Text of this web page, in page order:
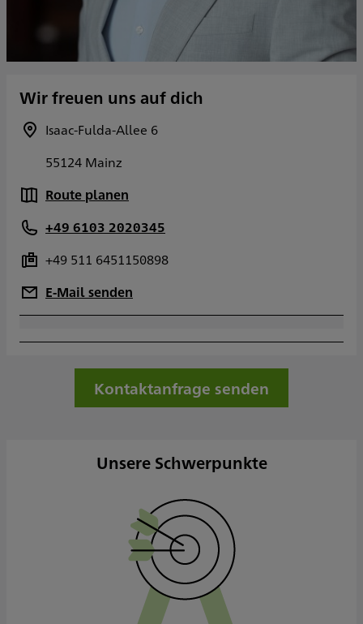
Wir freuen uns auf dich
Isaac-Fulda-Allee 6
55124 Mainz
Route planen
+49 6103 2020345
+49 511 6451150898
E-Mail senden
Kontaktanfrage senden
Unsere Schwerpunkte